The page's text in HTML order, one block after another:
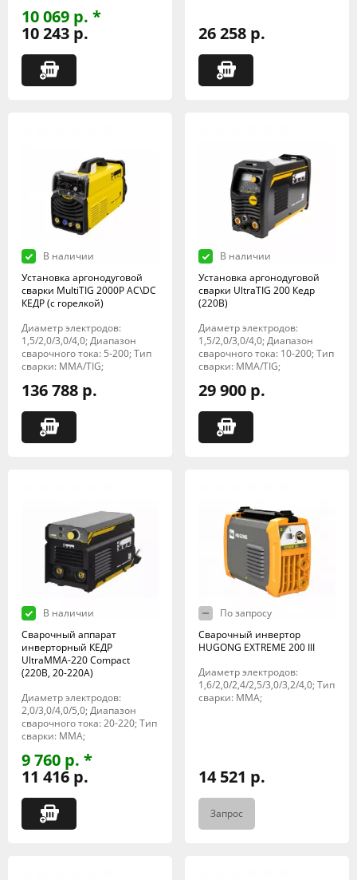
10 069 р. *
10 243 р. 26 258 р.
В наличии
Установка аргонодуговой
сварки MultiTIG 2000P AC\DC
КЕДР (с горелкой)
Диаметр электродов:
1,5/2,0/3,0/4,0; Диапазон
сварочного тока: 5-200; Тип
сварки: MMA/TIG;
136 788 р.
В наличии
Установка аргонодуговой
сварки UltraTIG 200 Кедр
(220В)
Диаметр электродов:
1,5/2,0/3,0/4,0; Диапазон
сварочного тока: 10-200; Тип
сварки: MMA/TIG;
29 900 р.
В наличии
Сварочный аппарат
инверторный КЕДР
UltraMMA-220 Compact
(220В, 20-220А)
Диаметр электродов:
2,0/3,0/4,0/5,0; Диапазон
сварочного тока: 20-220; Тип
сварки: MMA;
9 760 р. *
11 416 р.
По запросу
Сварочный инвертор
HUGONG EXTREME 200 III
Диаметр электродов:
1,6/2,0/2,4/2,5/3,0/3,2/4,0; Тип
сварки: MMA;
14 521 р.
Запрос